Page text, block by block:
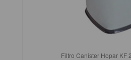
Filtro Canister Hopar KF